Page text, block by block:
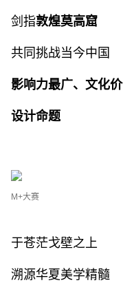
剑指敦煌莫高窟
共同挑战当今中国
影响力最广、文化
设计命题
M+大赛
于苍茫戈壁之上
溯源华夏美学精髓